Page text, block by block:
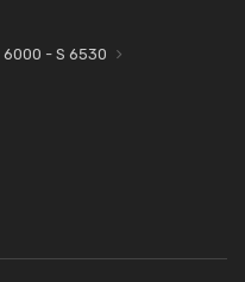
6000 - S 6530